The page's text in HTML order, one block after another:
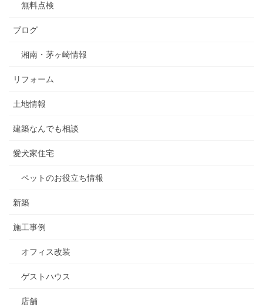
無料点検
ブログ
湘南・茅ヶ崎情報
リフォーム
土地情報
建築なんでも相談
愛犬家住宅
ペットのお役立ち情報
新築
施工事例
オフィス改装
ゲストハウス
店舗